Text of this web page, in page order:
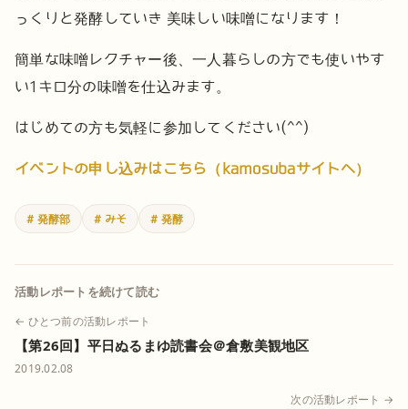
っくりと発酵していき 美味しい味噌になります！
簡単な味噌レクチャー後、一人暮らしの方でも使いやす
い1キロ分の味噌を仕込みます。
はじめての方も気軽に参加してください(^^)
イベントの申し込みはこちら（kamosubaサイトへ）
# 発酵部 # みそ # 発酵
活動レポートを続けて読む
← ひとつ前の活動レポート
【第26回】平日ぬるまゆ読書会＠倉敷美観地区
2019.02.08
次の活動レポート →